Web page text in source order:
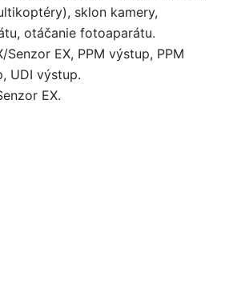
sklon kamery,
otáčanie fotoaparátu.
EX, PPM výstup, PPM
UDI výstup.
EX.